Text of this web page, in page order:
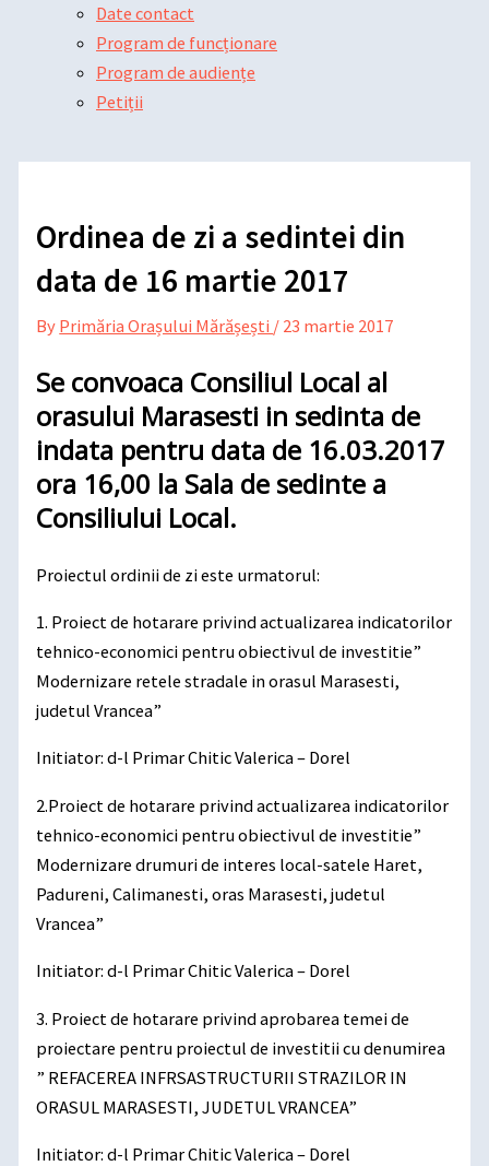
Date contact
Program de funcționare
Program de audiențe
Petiții
Ordinea de zi a sedintei din
data de 16 martie 2017
By Primăria Orașului Mărășești / 23 martie 2017
Se convoaca Consiliul Local al
orasului Marasesti in sedinta de
indata pentru data de 16.03.2017
ora 16,00 la Sala de sedinte a
Consiliului Local.
Proiectul ordinii de zi este urmatorul:
1. Proiect de hotarare privind actualizarea indicatorilor
tehnico-economici pentru obiectivul de investitie”
Modernizare retele stradale in orasul Marasesti,
judetul Vrancea”
Initiator: d-l Primar Chitic Valerica – Dorel
2.Proiect de hotarare privind actualizarea indicatorilor
tehnico-economici pentru obiectivul de investitie”
Modernizare drumuri de interes local-satele Haret,
Padureni, Calimanesti, oras Marasesti, judetul
Vrancea”
Initiator: d-l Primar Chitic Valerica – Dorel
3. Proiect de hotarare privind aprobarea temei de
proiectare pentru proiectul de investitii cu denumirea
” REFACEREA INFRSASTRUCTURII STRAZILOR IN
ORASUL MARASESTI, JUDETUL VRANCEA”
Initiator: d-l Primar Chitic Valerica – Dorel